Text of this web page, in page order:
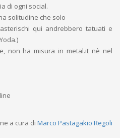
di ogni social.
solitudine che solo
qui andrebbero tatuati e
non ha misura in metal.it nè nel
a cura di Marco Pastagakio Regoli